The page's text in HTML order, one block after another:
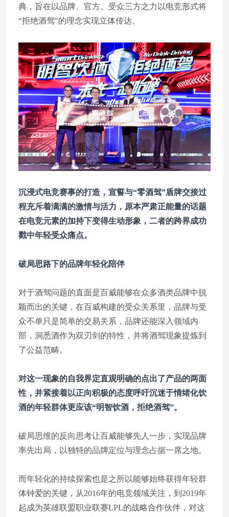
典，旨在以品牌、官方、受众三方之力以电竞形式将
“拒绝酒驾”的理念实现立体传达。
沉浸式电竞赛事的打造，宣誓与“零酒驾”盾牌交接过
程充斥着满满的激情与活力，原本严肃正能量的话题
在电竞元素的加持下变得生动形象，二者的跨界成功
戳中年轻受众痛点。
破局思路下的品牌年轻化陪伴
对于酒驾问题的直面是百威能够在众多酒类品牌中脱
颖而出的关键，在百威构建的受众关系里，品牌与受
众不单只是简单的交易关系，品牌还能深入领域内
部，洞悉酒作为双刃剑的特性，并将酒驾现象提炼到
了公益范畴。
对这一现象的自我界定直观明确的点出了产品的两面
性，并紧接着以正向积极的态度呼吁沉迷于情绪化饮
酒的年轻群体更应该“明智饮酒，拒绝酒驾”。
破局思维的反向思考让百威能够先人一步，实现品牌
率先出局，以独特的品牌定位与理念占据一席之地。
而年轻化的持续探索也是之所以能够始终获得年轻群
体钟爱的关键，从2016年的电竞领域关注，到2019年
起成为英雄联盟职业联赛LPL的战略合作伙伴，对这